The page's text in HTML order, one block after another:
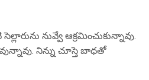
నువ్వే ఆక్రమించుకున్నావు.
నిన్ను చూస్తె బాధతో